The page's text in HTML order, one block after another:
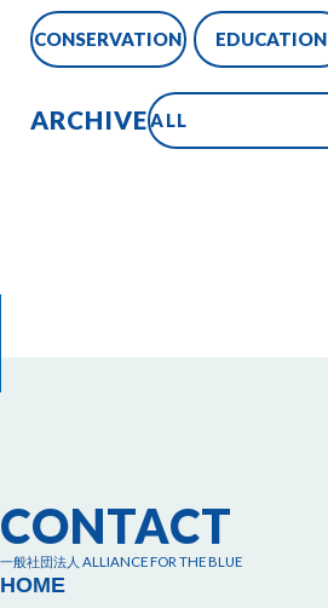
CONSERVATION EDUCATION
ARCHIVE
CONTACT
一般社団法人 ALLIANCE FOR THE BLUE
HOME